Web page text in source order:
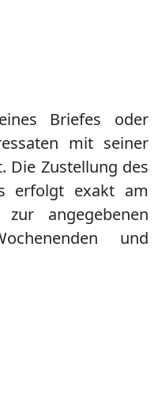
Briefes oder
mit seiner
Die Zustellung des
erfolgt exakt am
angegebenen
und